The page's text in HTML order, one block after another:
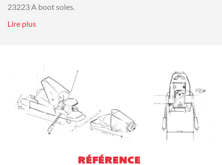
23223 A boot soles.
Lire plus
RÉFÉRENCE